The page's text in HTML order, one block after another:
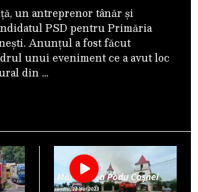
un antreprenor tânăr și
PSD pentru Primăria
Anunțul a fost făcut
unui eveniment ce a avut loc
din